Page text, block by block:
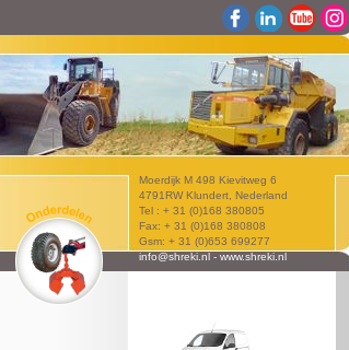
Moerdijk M 498 Kievitweg 6
4791RW Klundert, Nederland
Tel : + 31 (0)168 380805
Fax: + 31 (0)168 380808
Gsm: + 31 (0)653 699277
info@shreki.nl - www.shreki.nl